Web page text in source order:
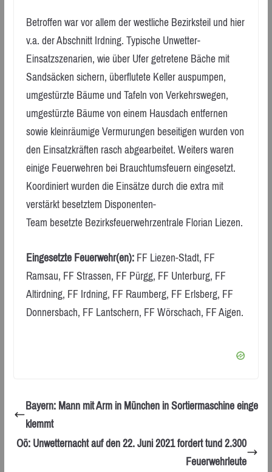
Betroffen war vor allem der westliche Bezirksteil und hier
v.a. der Abschnitt Irdning. Typische Unwetter-
Einsatzszenarien, wie über Ufer getretene Bäche mit
Sandsäcken sichern, überflutete Keller auspumpen,
umgestürzte Bäume und Tafeln von Verkehrswegen,
umgestürzte Bäume von einem Hausdach entfernen
sowie kleinräumige Vermurungen beseitigen wurden von
den Einsatzkräften rasch abgearbeitet. Weiters waren
einige Feuerwehren bei Brauchtumsfeuern eingesetzt.
Koordiniert wurden die Einsätze durch die extra mit
verstärkt besetztem Disponenten-
Team besetzte Bezirksfeuerwehrzentrale Florian Liezen.
Eingesetzte Feuerwehr(en):FF Liezen-Stadt, FF
Ramsau, FF Strassen, FF Pürgg, FF Unterburg, FF
Altirdning, FF Irdning, FF Raumberg, FF Erlsberg, FF
Donnersbach, FF Lantschern, FF Wörschach, FF Aigen.
Bayern: Mann mit Arm in München in Sortiermaschine einge
klemmt
Oö: Unwetternacht auf den 22. Juni 2021 fordert tund 2.300
Feuerwehrleute